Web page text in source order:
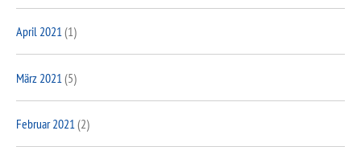
April 2021(1)
März 2021 (5)
Februar 2021 (2)